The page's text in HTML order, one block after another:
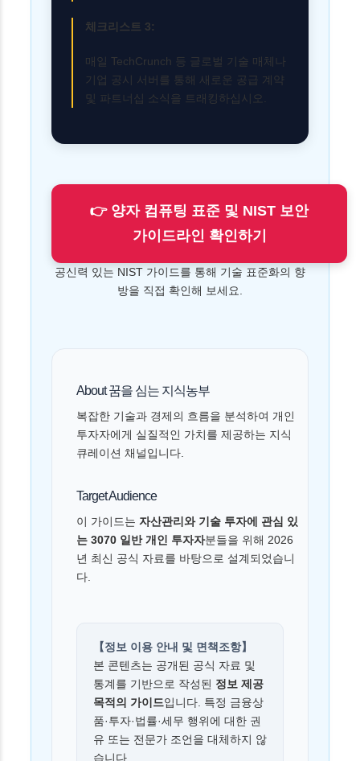
체크리스트 3:
매일 TechCrunch 등 글로벌 기술 매체나
기업 공시 서버를 통해 새로운 공급 계약
및 파트너십 소식을 트래킹하십시오.
👉 양자 컴퓨팅 표준 및 NIST 보안
가이드라인 확인하기
공신력 있는 NIST 가이드를 통해 기술 표준화의 향
방을 직접 확인해 보세요.
About 꿈을 심는 지식농부
복잡한 기술과 경제의 흐름을 분석하여 개인
투자자에게 실질적인 가치를 제공하는 지식
큐레이션 채널입니다.
Target Audience
이 가이드는 자산관리와 기술 투자에 관심 있
는 3070 일반 개인 투자자분들을 위해 2026
년 최신 공식 자료를 바탕으로 설계되었습니
다.
【정보 이용 안내 및 면책조항】
본 콘텐츠는 공개된 공식 자료 및
통계를 기반으로 작성된 정보 제공
목적의 가이드입니다. 특정 금융상
품·투자·법률·세무 행위에 대한 권
유 또는 전문가 조언을 대체하지 않
습니다.